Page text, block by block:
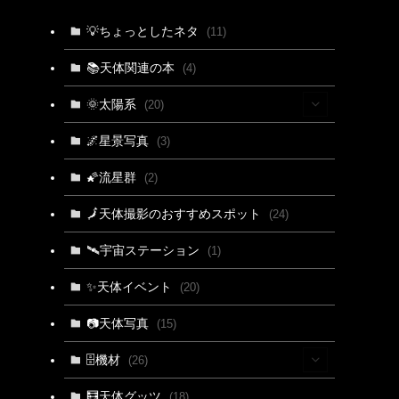
💡ちょっとしたネタ (11)
📚天体関連の本 (4)
🌞太陽系 (20)
(15)
(3)
🌌星景写真 (3)
🌠流星群 (2)
🗾天体撮影のおすすめスポット (24)
🛰宇宙ステーション (1)
✨天体イベント (20)
📷天体写真 (15)
🗄機材 (26)
(2)
🧮天体グッツ (18)